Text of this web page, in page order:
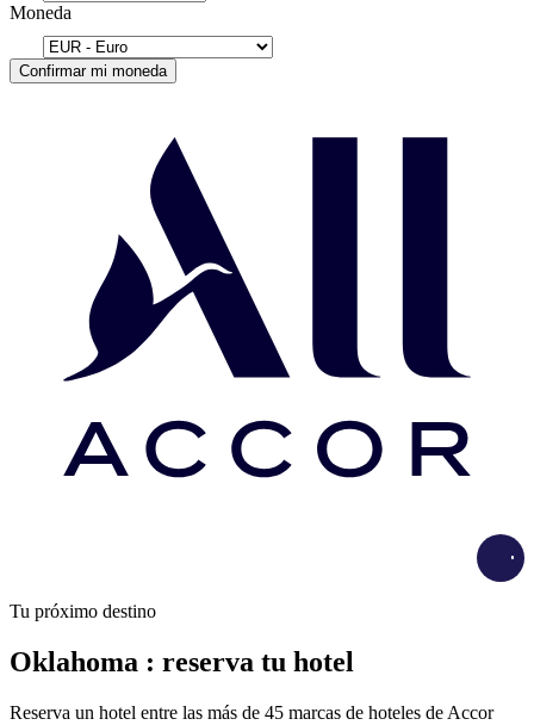
Moneda
Confirmar mi moneda
Tu próximo destino
Oklahoma : reserva tu hotel
Reserva un hotel entre las más de 45 marcas de hoteles de Accor